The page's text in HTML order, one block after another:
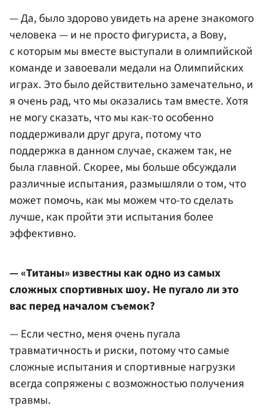
— Да, было здорово увидеть на арене знакомого
человека — и не просто фигуриста, а Вову,
с которым мы вместе выступали в олимпийской
команде и завоевали медали на Олимпийских
играх. Это было действительно замечательно, и
я очень рад, что мы оказались там вместе. Хотя
не могу сказать, что мы как-то особенно
поддерживали друг друга, потому что
поддержка в данном случае, скажем так, не
была главной. Скорее, мы больше обсуждали
различные испытания, размышляли о том, что
может помочь, как мы можем что-то сделать
лучше, как пройти эти испытания более
эффективно.
— «Титаны» известны как одно из самых
сложных спортивных шоу. Не пугало ли это
вас перед началом съемок?
— Если честно, меня очень пугала
травматичность и риски, потому что самые
сложные испытания и спортивные нагрузки
всегда сопряжены с возможностью получения
травмы.